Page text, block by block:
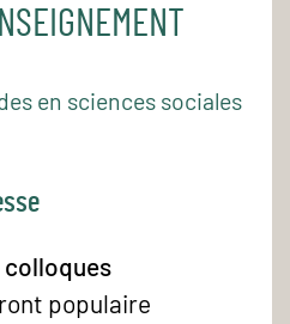
en sciences sociales
colloques
populaire